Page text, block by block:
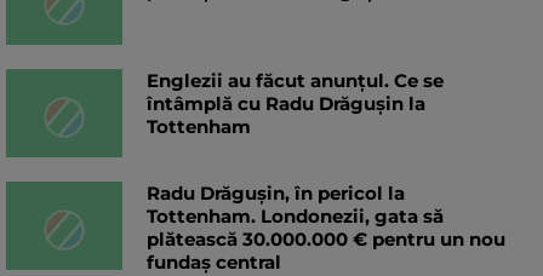
Englezii au făcut anunțul. Ce se
întâmplă cu Radu Drăgușin la
Tottenham
Radu Drăgușin, în pericol la
Tottenham. Londonezii, gata să
plătească 30.000.000 € pentru un nou
fundaș central